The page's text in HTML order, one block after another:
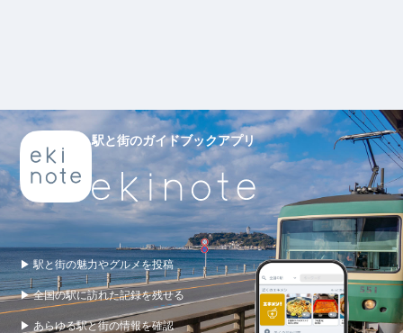
駅と街のガイドブックアプリ
▶ 駅と街の魅力やグルメを投稿
▶ 全国の駅に訪れた記録を残せる
▶ あらゆる駅と街の情報を確認